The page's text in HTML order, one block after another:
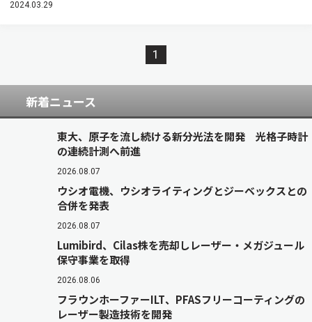
2024.03.29
1
新着ニュース
東大、原子を流し続ける新分光法を開発 光格子時計
の連続計測へ前進
2026.08.07
ウシオ電機、ウシオライティングとジーベックスとの
合併を発表
2026.08.07
Lumibird、Cilas株を売却しレーザー・メガジュール
保守事業を取得
2026.08.06
フラウンホーファーILT、PFASフリーコーティングの
レーザー製造技術を開発